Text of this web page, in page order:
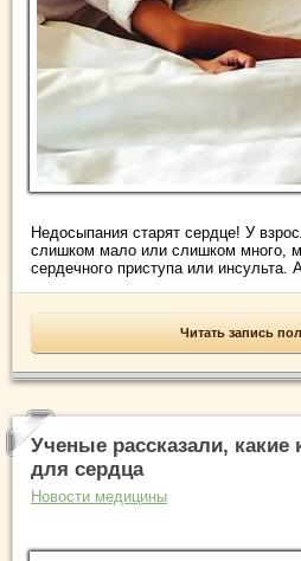
Недосыпания старят сердце! У
слишком мало или слишком много,
сердечного приступа или инсульта.
Читать запись
Ученые рассказали, какие
для сердца
Новости медицины